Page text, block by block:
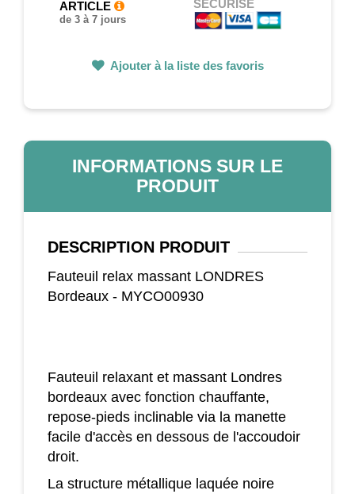
ARTICLE
de 3 à 7 jours
SÉCURISÉ
Ajouter à la liste des favoris
INFORMATIONS SUR LE
PRODUIT
DESCRIPTION PRODUIT
Fauteuil relax massant LONDRES
Bordeaux - MYCO00930
Fauteuil relaxant et massant Londres
bordeaux avec fonction chauffante,
repose-pieds inclinable via la manette
facile d'accès en dessous de l'accoudoir
droit.
La structure métallique laquée noire